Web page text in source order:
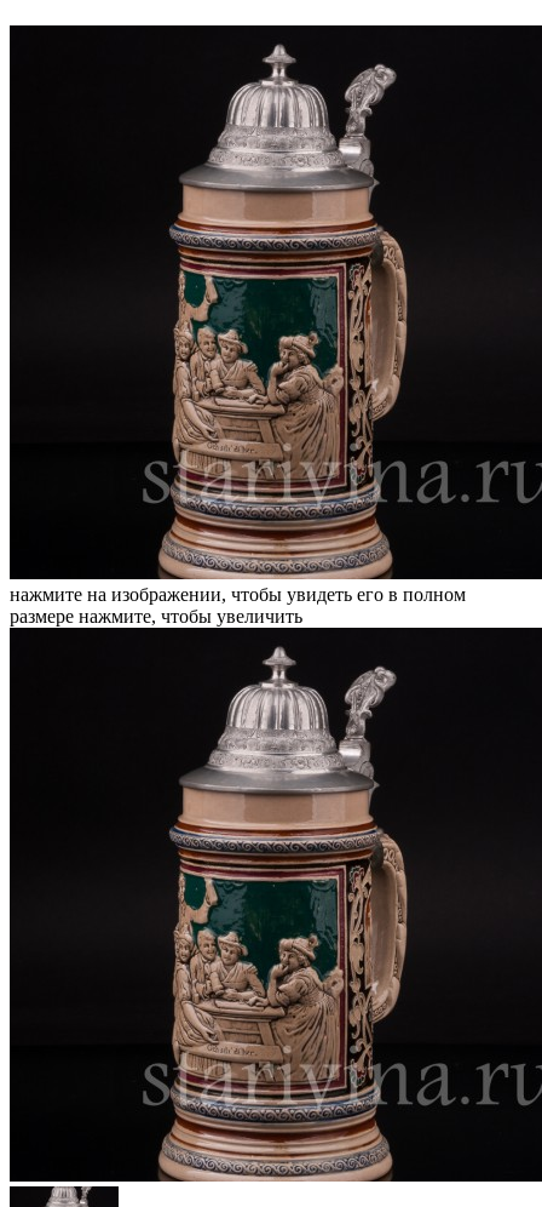
нажмите на изображении, чтобы увидеть его в полном
размере нажмите, чтобы увеличить